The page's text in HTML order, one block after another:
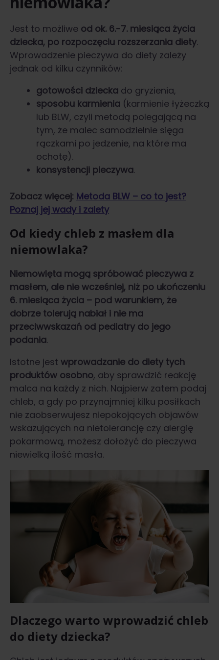
Jest to możliwe od ok. 6.-7. miesiąca życia
dziecka, po rozpoczęciu rozszerzania diety.
Wprowadzenie pieczywa do diety zależy
jednak od kilku czynników:
gotowości dziecka do gryzienia,
sposobu karmienia (karmienie łyżeczką
lub BLW, czyli metodą polegającą na
tym, że malec samodzielnie sięga
rączkami po jedzenie, na które ma
ochotę).
konsystencji pieczywa.
Zobacz więcej: Metoda BLW – co to jest?
Poznaj jej wady i zalety
Od kiedy chleb z masłem dla
niemowlaka?
Niemowlęta mogą spróbować pieczywa z
masłem, ale nie wcześniej, niż po ukończeniu
6. miesiąca życia – pod warunkiem, że
dobrze tolerują nabiał i nie ma
przeciwwskazań od pediatry do jego
podania.
Istotne jest wprowadzanie do diety tych
produktów osobno, aby sprawdzić reakcję
malca na każdy z nich. Najpierw zatem podaj
chleb, a gdy po przynajmniej kilku posiłkach
nie zaobserwujesz niepokojących objawów
wskazujących na nietolerancję czy alergię
pokarmową, możesz dołożyć do pieczywa
niewielką ilość masła.
Dlaczego warto wprowadzić chleb
do diety dziecka?